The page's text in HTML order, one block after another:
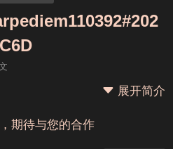
展开简介
网站发展历程)
期待与您的合作